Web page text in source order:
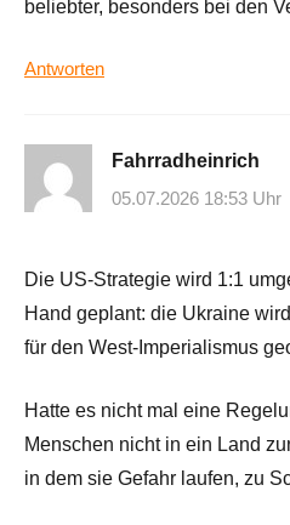
beliebter, besonders bei den
Antworten
Fahrradheinrich
05.07.2026 18:53 Uhr
Die US-Strategie wird 1:1
Hand geplant: die Ukraine
für den West-Imperialismus
Hatte es nicht mal eine
Menschen nicht in ein Land
in dem sie Gefahr laufen, zu